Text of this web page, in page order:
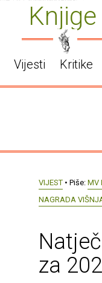
Knjige
Vijesti Kritike
VIJEST • Piše: MV
NAGRADA
za